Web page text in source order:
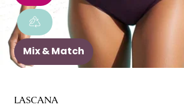
Mix & Match
LASCANA